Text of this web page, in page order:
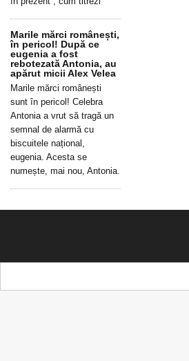
Marile mărci românești,
în pericol! După ce
eugenia a fost
rebotezată Antonia, au
apărut micii Alex Velea
Marile mărci românești
sunt în pericol! Celebra
Antonia a vrut să tragă un
semnal de alarmă cu
biscuitele național,
eugenia. Acesta se
numește, mai nou, Antonia.